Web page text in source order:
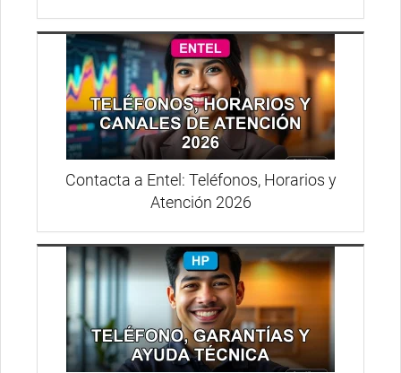
Contacta a Entel: Teléfonos, Horarios y
Atención 2026